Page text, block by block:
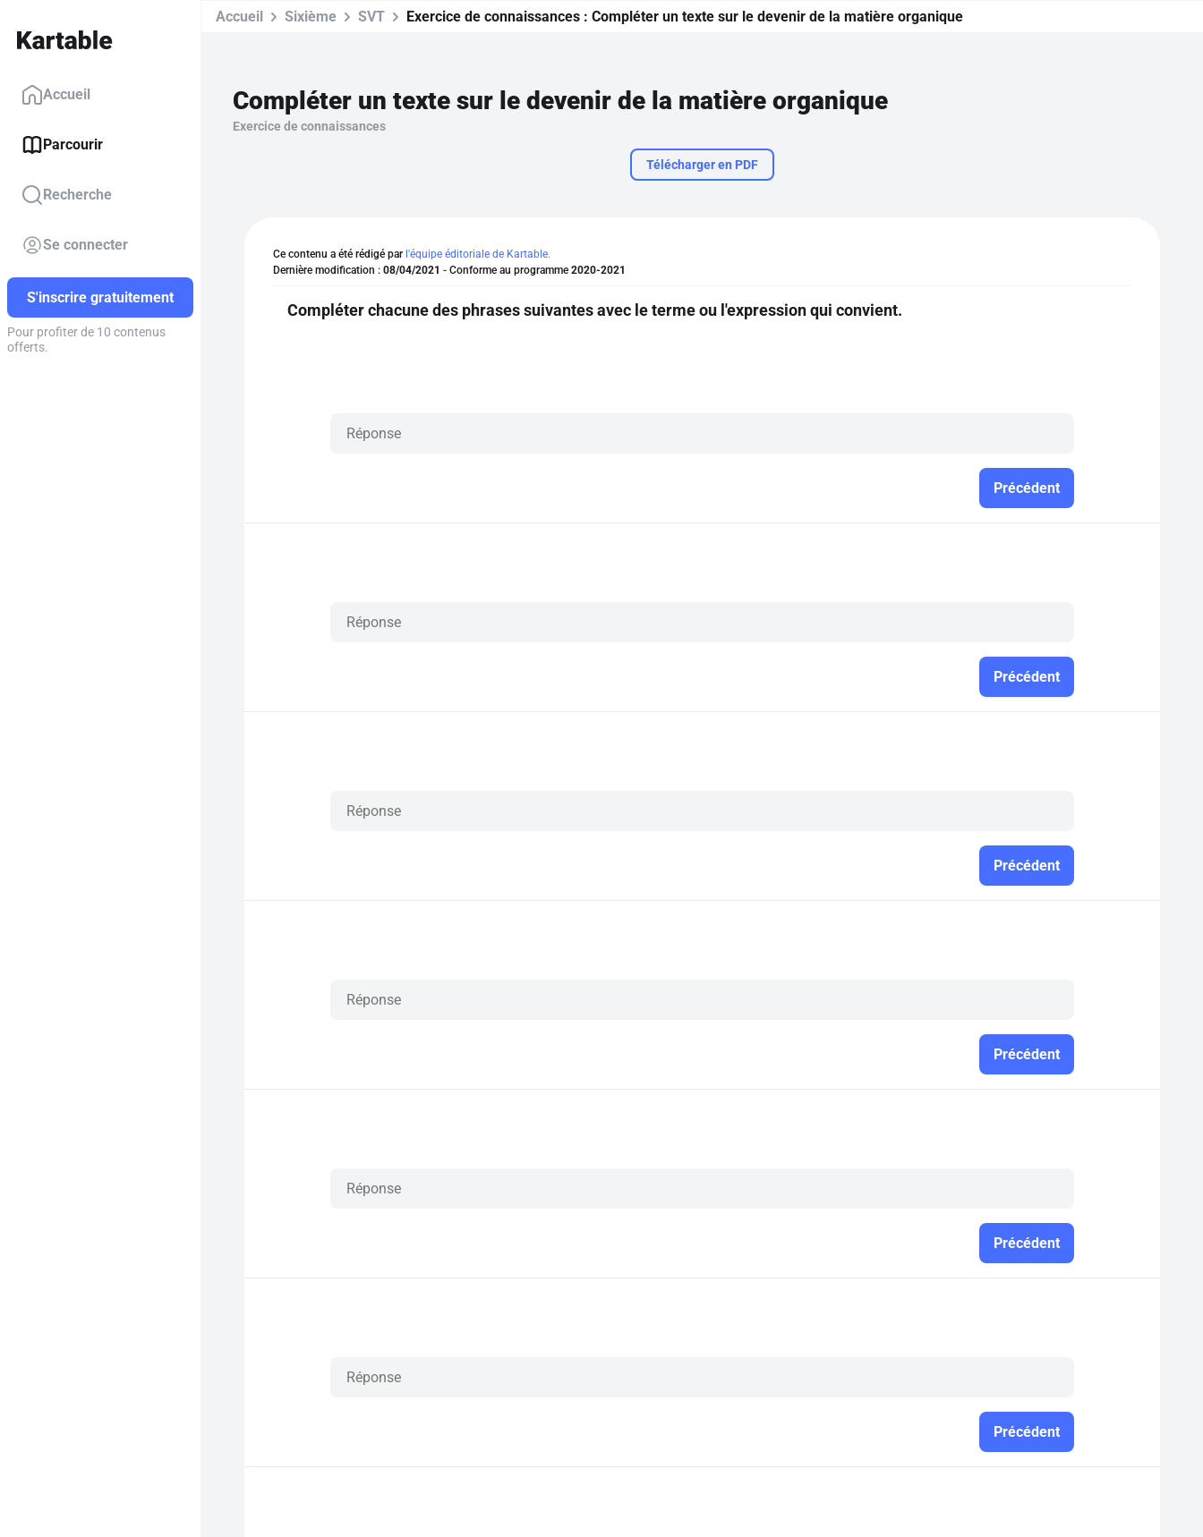
Accueil
Parcourir
Recherche
Se connecter
S'inscrire gratuitement
Pour profiter de 10 contenus
offerts.
Accueil Sixième SVT Exercice de connaissances : Compléter un texte sur le devenir de la matière organique
Compléter un texte sur le devenir de la matière organique
Exercice de connaissances
Télécharger en PDF
Ce contenu a été rédigé par l'équipe éditoriale de Kartable.
Dernière modification : 08/04/2021 - Conforme au programme 2020-2021
Compléter chacune des phrases suivantes avec le terme ou l'expression qui convient.
Précédent
Précédent
Précédent
Précédent
Précédent
Précédent